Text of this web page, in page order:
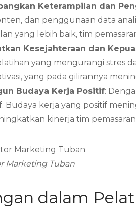
Keterampilan dan
dan penggunaan data
yang lebih baik, tim
Kesejahteraan dan
yang mengurangi stres
yang pada gilirannya
Budaya Kerja Positif:
Budaya kerja yang positif
kinerja tim
Marketing Tuban
dalam